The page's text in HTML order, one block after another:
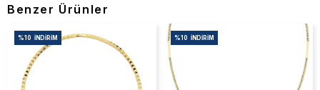
Benzer Ürünler
%10 İNDIRIM %10 İNDIRIM